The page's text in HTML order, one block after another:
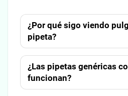
¿Por qué sigo viendo
pipeta?
¿Las pipetas genéricas
funcionan?